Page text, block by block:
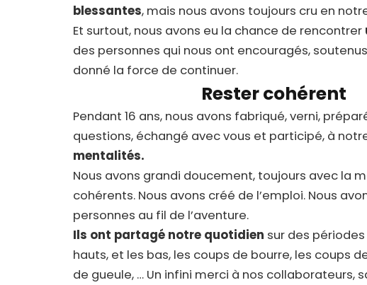
blessantes, mais nous avons toujours cru en
Et surtout, nous avons eu la chance de rencontrer
des personnes qui nous ont encouragés,
donné la force de continuer.
Rester cohérent
Pendant 16 ans, nous avons fabriqué, verni,
questions, échangé avec vous et participé, à
mentalités.
Nous avons grandi doucement, toujours avec la
cohérents. Nous avons créé de l’emploi. Nous
personnes au fil de l’aventure.
Ils ont partagé notre quotidien sur des
hauts, et les bas, les coups de bourre, les coups
de gueule, … Un infini merci à nos collaborateurs,